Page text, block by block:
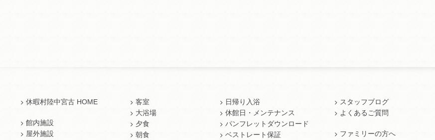
休暇村陸中宮古 HOME
館内施設
屋外施設
客室
大浴場
夕食
朝食
日帰り入浴
休館日・メンテナンス
パンフレットダウンロード
ベストレート保証
スタッフブログ
よくあるご質問
ファミリーの方へ